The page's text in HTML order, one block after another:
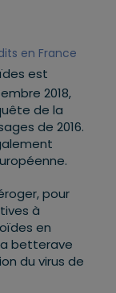
en France
est
2018,
de la
de 2016.
pour
à
en
betterave
du virus de